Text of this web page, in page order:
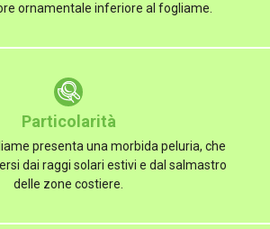
ornamentale inferiore al fogliame.
Particolarità
presenta una morbida peluria, che
dai raggi solari estivi e dal salmastro
delle zone costiere.